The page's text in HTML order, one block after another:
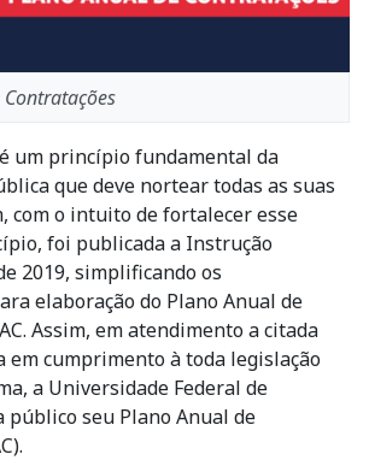
um princípio fundamental da
que deve nortear todas as suas
com o intuito de fortalecer esse
foi publicada a Instrução
2019, simplificando os
elaboração do Plano Anual de
Assim, em atendimento a citada
em cumprimento à toda legislação
a Universidade Federal de
seu Plano Anual de